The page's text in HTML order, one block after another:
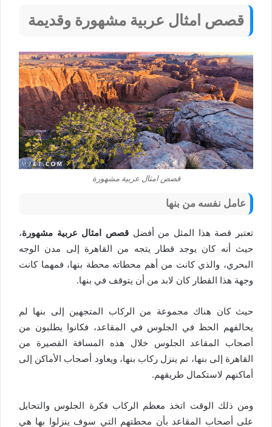
قصص امثال عربية مشهورة وقديمة
قصص امثال عربية مشهورة
عامل نفسه من بنها
تعتبر قصة هذا المثل من أفضل قصص امثال عربية مشهورة،
حيث أنه كان يوجد قطار يتجه من القاهرة إلى مدن الوجه
البحري، والذي كانت من أهم محطاته محطة بنها، فمهما كانت
وجهة هذا القطار كان لابد من أن يتوقف في بنها.
حيث كان هناك مجموعة من الركاب المتجهين إلى بنها لم
يحالفهم الحظ في الجلوس في المقاعد، فكانوا يطلبون من
أصحاب المقاعد الجلوس خلال هذه المسافة القصيرة من
القاهرة إلى بنها، ثم ينزل ركاب بنها، ويعاود أصحاب الأماكن إلى
أماكنهم لاستكمال طريقهم.
ومن ذلك الوقت اتخذ معظم الركاب فكرة الجلوس والتحايل
على أصحاب المقاعد بأن محطتهم التي سوف ينزلوا بها هي